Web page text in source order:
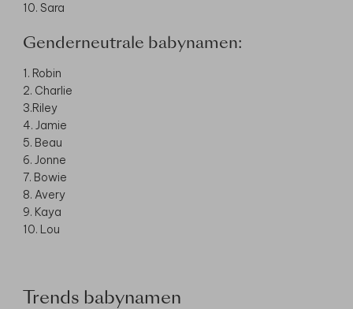
10. Sara
Genderneutrale babynamen:
1. Robin
2. Charlie
3.Riley
4. Jamie
5. Beau
6. Jonne
7. Bowie
8. Avery
9. Kaya
10. Lou
Trends babynamen